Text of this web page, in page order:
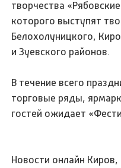
творчества
которого выступят
Белохолуницкого,
и Зуевского районов.
В течение всего
торговые ряды,
гостей ожидает
Новости онлайн